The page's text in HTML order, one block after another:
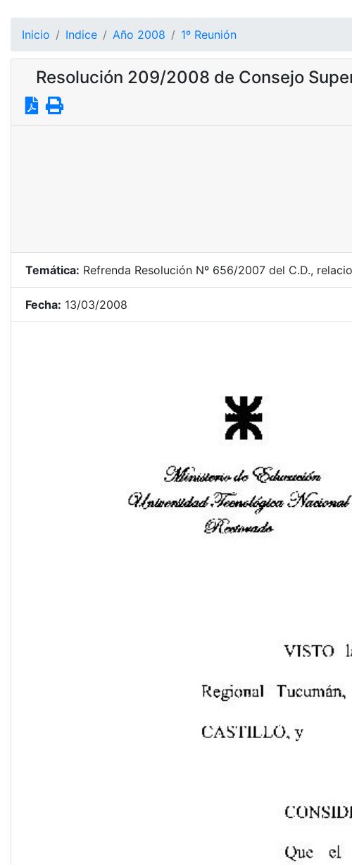
Inicio Indice Año 2008 1º Reunión
Resolución 209/2008 de Consejo
Temática: Refrenda Resolución Nº 656/2007 del C.D.,
Fecha: 13/03/2008